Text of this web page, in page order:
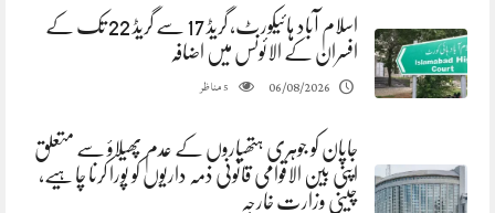
اسلام آباد ہائیکورٹ، گریڈ 17 سے گریڈ 22 تک کے
افسران کے الائونس میں اضافہ
06/08/2026
5مناظر
جاپان کو جوہری ہتھیاروں کے عدم پھیلاؤ سے متعلق
اپنی بین الاقوامی قانونی ذمہ داریوں کو پورا کرنا چاہیے،
چینی وزارت خارجہ